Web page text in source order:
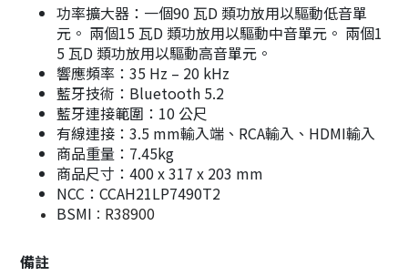
功率擴大器：一個90 瓦D 類功放用以驅動低音單
元。 兩個15 瓦D 類功放用以驅動中音單元。 兩個1
5 瓦D 類功放用以驅動高音單元。
響應頻率：35 Hz – 20 kHz
藍牙技術：Bluetooth 5.2
藍牙連接範圍：10 公尺
有線連接：3.5 mm輸入端、RCA輸入、HDMI輸入
商品重量：7.45kg
商品尺寸：400 x 317 x 203 mm
NCC：CCAH21LP7490T2
BSMI ： R38900
備註